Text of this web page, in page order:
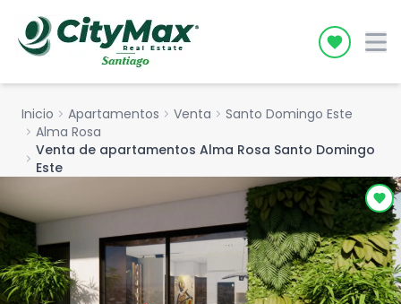
Icon
Inicio chevron_right Apartamentos chevron_right Venta chevron_right Santo Domingo Este
chevron_right Alma Rosa
chevron_right Venta de apartamentos Alma Rosa Santo Domingo
Este